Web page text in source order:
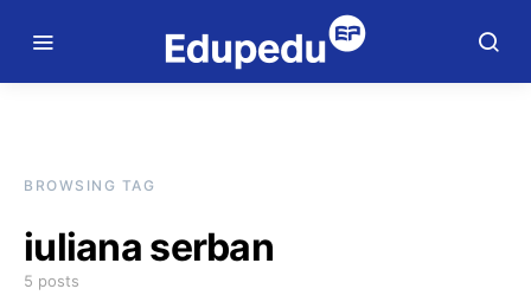
BROWSING TAG
iuliana serban
5 posts